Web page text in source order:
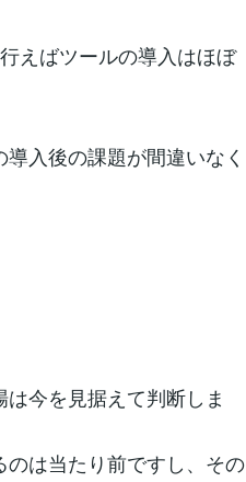
えばツールの導入はほぼ
入後の課題が間違いなく
今を見据えて判断しま
は当たり前ですし、その